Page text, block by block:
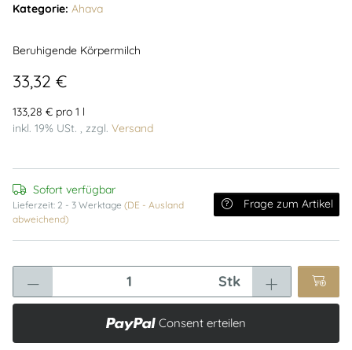
Kategorie: Ahava
Beruhigende Körpermilch
33,32 €
133,28 € pro 1 l
inkl. 19% USt. , zzgl. Versand
Sofort verfügbar
Lieferzeit: 2 - 3 Werktage (DE - Ausland
abweichend)
Frage zum Artikel
Stk
Consent erteilen